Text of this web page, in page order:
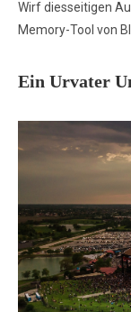
Wirf diesseitigen
Memory-Tool von
Ein Urvater